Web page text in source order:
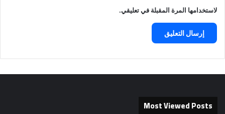
لاستخدامها المرة المقبلة في تعليقي.
Most Viewed Posts